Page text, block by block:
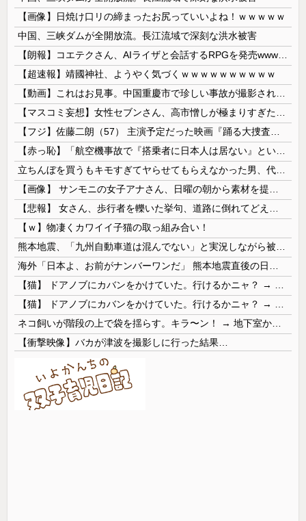
【画像】日焼け口リの締まったお尻っていいよね！ｗｗｗｗｗ
中国、三峡ダムが全開放流。長江流域で深刻な洪水被害
【超速報】靖國神社、ようやく気づくｗｗｗｗｗｗｗｗｗｗ
【ｗ】物凄くカワイイ子猫の取っ組み合い！
【衝撃映像】バカが津波を撮影しに行った結果…